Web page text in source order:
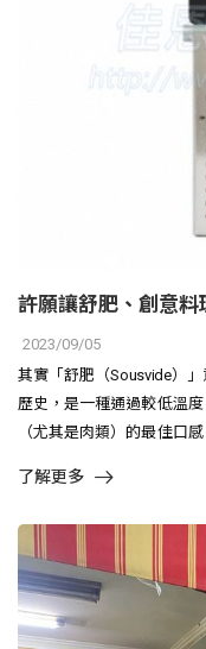
許願讓舒肥、創意料
2023/09/05
其實「舒肥（Sousvide）
歷史，是一種通過較低溫
（尤其是肉類）的最佳口
了解更多